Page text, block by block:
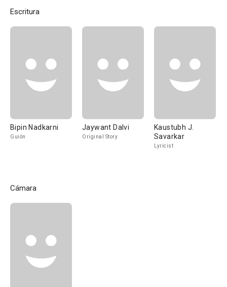
Escritura
Bipin Nadkarni
Guión
Jaywant Dalvi
Original Story
Kaustubh J.
Savarkar
Lyricist
Cámara